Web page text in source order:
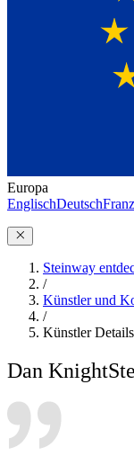
Europa
EnglischDeutsch
Steinway
/
Künstler und
/
Künstler Details
Dan Knight